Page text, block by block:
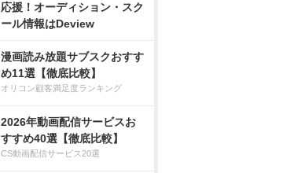
応援！オーディション・スク
ール情報はDeview
漫画読み放題サブスクおすす
め11選【徹底比較】
オリコン顧客満足度ランキング
2026年動画配信サービスお
すすめ40選【徹底比較】
CS動画配信サービス20選